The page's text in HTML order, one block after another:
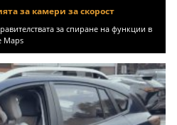
за камери за скорост
за спиране на функции в
Maps